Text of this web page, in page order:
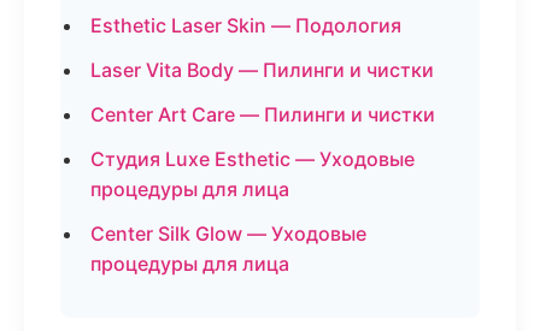
Esthetic Laser Skin — Подология
Laser Vita Body — Пилинги и чистки
Center Art Care — Пилинги и чистки
Студия Luxe Esthetic — Уходовые
процедуры для лица
Center Silk Glow — Уходовые
процедуры для лица